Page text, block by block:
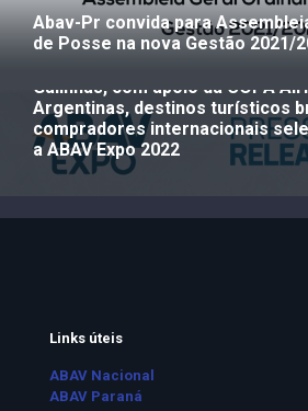
Abav-Pr convida para
de Posse na nova Gestão 2021/
Programa Comprador Convidado
Galinhas, com apoio da COPA
Argentinas, destinos turísticos
compradores internacionais
a ABAV Expo 2022
Links úteis
ABAV Nacional
ABAV Paraná